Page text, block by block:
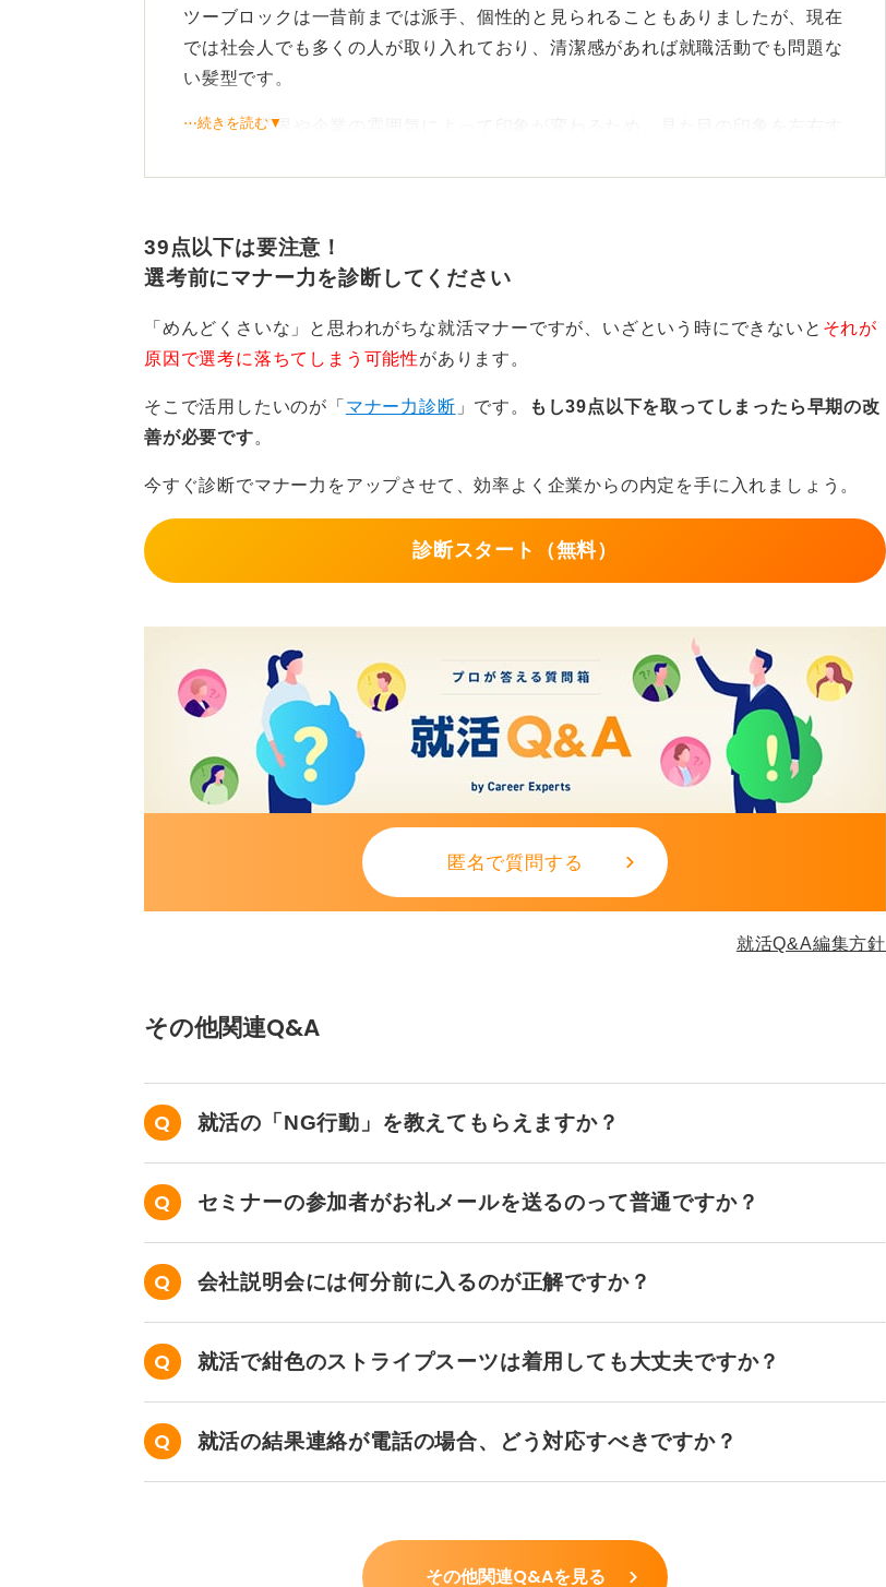
ツーブロックは一昔前までは派手、個性的と見られることもありましたが、現在
では社会人でも多くの人が取り入れており、清潔感があれば就職活動でも問題な
い髪型です。
ただし、業界や企業の雰囲気によって印象が変わるため、見た目の印象を左右す
感が伝わるかどうかです。
そのため、ツーブロック自体がNGなのではなく、極端に短い刈り上げ、コント
業界ごとの印象差と全体バランスまで意識すると失敗しない
あれば地肌が目立たず、ナチュラルで落ち着いた印象になります。
サイドの段差を自然にぼかしてもらうナチュラルツーブロックやソフトツーブロ
を目安に短すぎない設定にしましょう。
また、トップの髪を長く残しすぎるとアンバランスに見えるため、全体のボリュ
ームは控えめに。スタイリングはツヤを抑えたナチュラル仕上げにするのがおす
すめです。
結論として、清潔感と自然さを意識したツーブロックなら就活でも十分通用しま
髪型そのものよりも、「整っている」「手入れが行き届いている」と感じさせる
ことが最も大切です。美容室で「就活に合う自然なツーブロックにしたい」と伝
1
⋯続きを読む▼
39点以下は要注意！
選考前にマナー力を診断してください
「めんどくさいな」と思われがちな就活マナーですが、いざという時にできないと それが
原因で選考に落ちてしまう可能性があります。
そこで活用したいのが「 マナー力診断 」です。
もし39点以下を取ってしまったら早期の改
善が必要です。
今すぐ診断でマナー力をアップさせて、効率よく企業からの内定を手に入れましょう。
診断スタート（無料）
匿名で質問する
就活Q&A編集方針
その他関連Q&A
就活の「NG行動」を教えてもらえますか？
セミナーの参加者がお礼メールを送るのって普通ですか？
会社説明会には何分前に入るのが正解ですか？
就活で紺色のストライプスーツは着用しても大丈夫ですか？
就活の結果連絡が電話の場合、どう対応すべきですか？
その他関連Q&Aを見る